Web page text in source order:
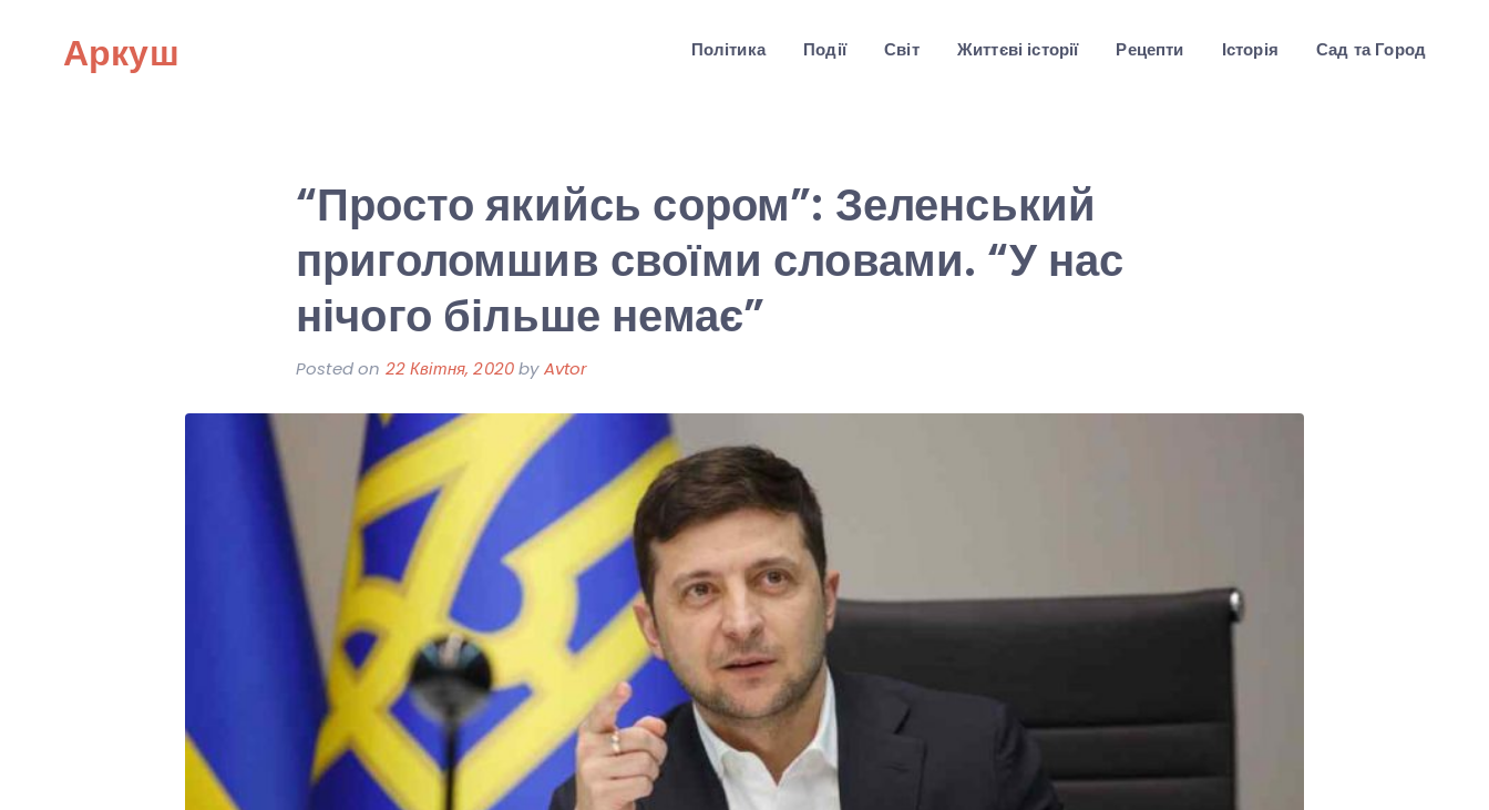
Аркуш Політика Події Світ Життєві історії Рецепти Історія Сад та Город
“Просто якийсь сором”: Зеленський
приголомшив своїми словами. “У нас
нічого більше немає”
Posted on 22 Квітня, 2020byAvtor